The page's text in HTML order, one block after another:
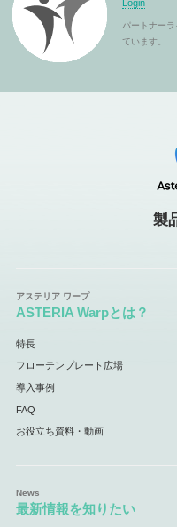
Login
パートナー
ています。
製
ASTERIA Warpとは？
特長
フローテンプレート広場
導入事例
FAQ
お役立ち資料・動画
最新情報を知りたい